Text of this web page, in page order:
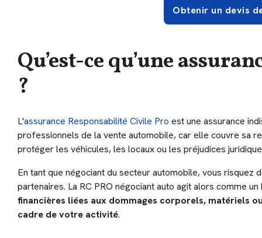
Obtenir un devis
Qu’est-ce qu’une
?
L'assurance Responsabilité Civile Pro est une assurance
professionnels de la vente automobile, car elle couvre sa
protéger les véhicules, les locaux ou les préjudices
En tant que négociant du secteur automobile, vous risquez
partenaires. La RC PRO négociant auto agit alors comme
financières liées aux dommages corporels, matériels
cadre de votre activité.